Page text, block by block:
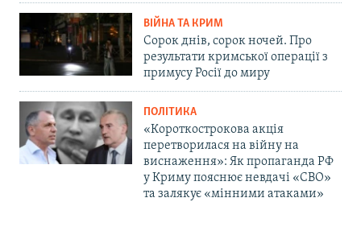
ВІЙНА ТА КРИМ
Сорок днів, сорок ночей. Про
результати кримської операції з
примусу Росії до миру
ПОЛІТИКА
«Короткострокова акція
перетворилася на війну на
виснаження»: Як пропаганда РФ
у Криму пояснює невдачі «СВО»
та залякує «мінними атаками»